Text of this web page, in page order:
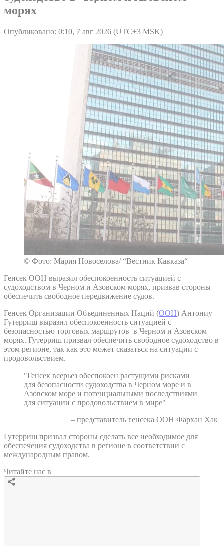
морях
Опубликовано: 0:10, 7 авг 2026 (UTC+3 MSK)
© Фото: Мария Новоселова/ “Вестник Кавказа“
Генсек ООН выразил обеспокоенность ситуацией с
судоходством в Черном и Азовском морях, призвав стороны
обеспечить свободное передвижение судов.
Генсек Организации Объединенных Наций (ООН) Антониу
Гутерриш выразил обеспокоенность ситуацией с
безопасностью торговых маршрутов в Черном и Азовском
морях. Гутерриш призвал обеспечить свободное судоходство в
этом регионе, так как это может сказаться на ситуации с
продовольствием.
"Генсек всерьез обеспокоен растущими рисками
для безопасности судоходства в Черном море и в
Азовском море и потенциальными последствиями
для ситуации с продовольствием в мире"
– представитель генсека ООН Фархан Хак
Гутерриш призвал стороны сделать все необходимое для
обеспечения судоходства в регионе в соответствии с
международным правом.
Читайте нас в